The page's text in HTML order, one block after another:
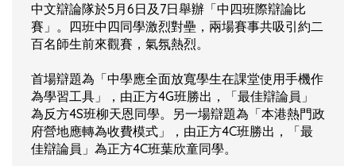
中文辯論隊於5月6日及7日舉辦「中四班際辯論比
賽」。四班中四同學激烈對壘，兩場賽事共吸引約二
百名師生前來觀賽，氣氛熱烈。
首場辯題為「中學應全面放寬學生在課堂使用手機作
為學習工具」，由正方4G班勝出，「最佳辯論員」
為反方4S班柳天恩同學。另一場辯題為「本港熱門政
府營地應轉為收費模式」，由正方4C班勝出，「最
佳辯論員」為正方4C班葉欣童同學。